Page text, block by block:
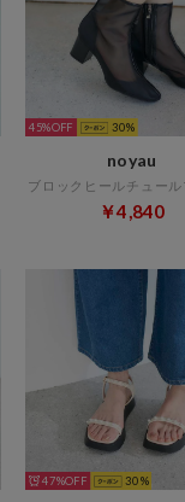
45% 30
noyau
￥4,840
47% 30